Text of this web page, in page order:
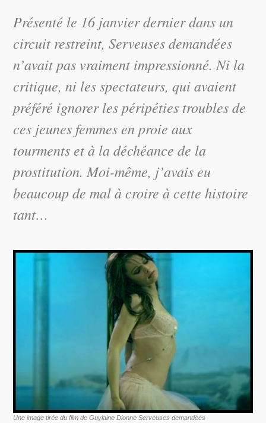
Présenté le 16 janvier dernier dans un
circuit restreint, Serveuses demandées
n’avait pas vraiment impressionné. Ni la
critique, ni les spectateurs, qui avaient
préféré ignorer les péripéties troubles de
ces jeunes femmes en proie aux
tourments et à la déchéance de la
prostitution. Moi-même, j’avais eu
beaucoup de mal à croire à cette histoire
tant…
Une image tirée du film de Guylaine Dionne Serveuses demandées